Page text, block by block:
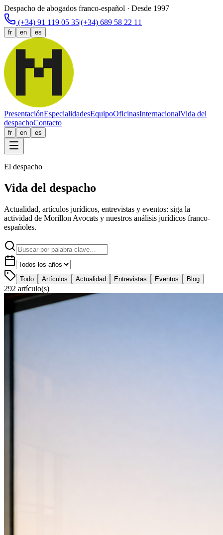
Despacho de abogados franco-español · Desde 1997
(+34) 91 119 05 35|(+34) 689 58 22 11
fr en es
PresentaciónEspecialidadesEquipoOficinasInternacionalVida del
despachoContacto
fr en es
El despacho
Vida del despacho
Actualidad, artículos jurídicos, entrevistas y eventos: siga la
actividad de Morillon Avocats y nuestros análisis jurídicos franco-
españoles.
Todo Artículos Actualidad Entrevistas Eventos Blog
292 artículo(s)